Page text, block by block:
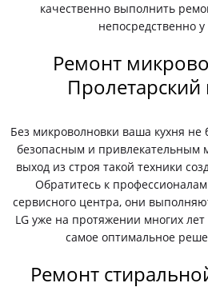
качественно выполнить
непосредственно
Ремонт
Пролетарский
Без микроволновки ваша кухня
безопасным и привлекательным
выход из строя такой техники
Обратитесь к
сервисного центра, они
LG уже на протяжении многих
самое оптимальное
Ремонт